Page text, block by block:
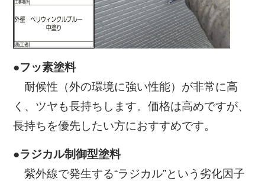
●フッ素塗料
耐候性（外の環境に強い性能）が非常に高
く、ツヤも長持ちします。価格は高めですが、
長持ちを優先したい方におすすめです。
●ラジカル制御型塗料
紫外線で発生する“ラジカル”という劣化因子